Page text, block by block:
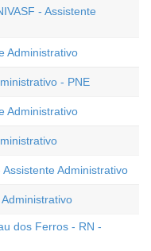
- Assistente
Administrativo
- PNE
Administrativo
Administrativo
dos Ferros - RN -